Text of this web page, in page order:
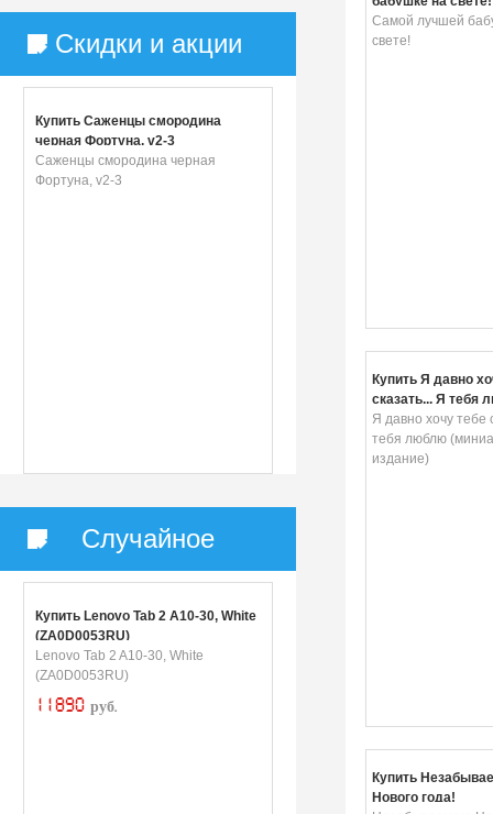
Скидки и акции
Купить Саженцы смородина
черная Фортуна, v2-3
Саженцы смородина черная
Фортуна, v2-3
Случайное
Купить Lenovo Tab 2 A10-30, White
(ZA0D0053RU)
Lenovo Tab 2 A10-30, White
(ZA0D0053RU)
11890 руб.
Самой лучшей
свете!
Купить Я давно
сказать... Я тебя
(миниатюрное
Я давно хочу тебе
тебя люблю
издание)
Купить
Нового года!